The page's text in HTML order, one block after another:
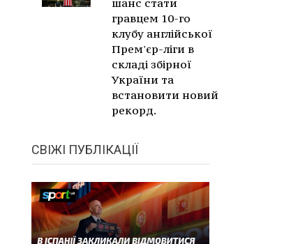
шанс стати
гравцем 10-го
клубу англійської
Прем'єр-ліги в
складі збірної
України та
встановити новий
рекорд.
СВІЖІ ПУБЛІКАЦІЇ